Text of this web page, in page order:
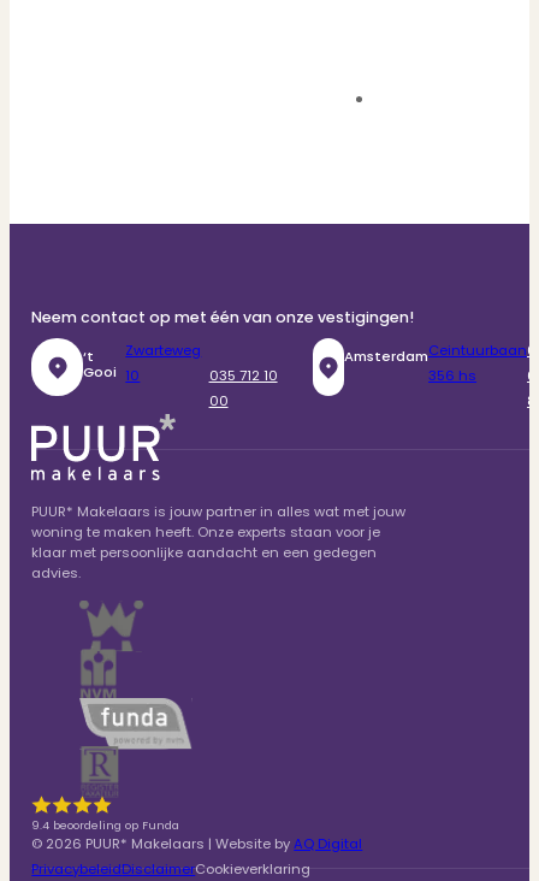
Neem contact op met één van onze vestigingen!
‘t
Gooi
Zwarteweg
10
035 712 10
00
AmsterdamCeintuurbaan
356 hs
PUUR* Makelaars is jouw partner in alles wat met jouw
woning te maken heeft. Onze experts staan voor je
klaar met persoonlijke aandacht en een gedegen
advies.
9.4 beoordeling op Funda
© 2026 PUUR* Makelaars | Website byAQ Digital
PrivacybeleidDisclaimerCookieverklaring